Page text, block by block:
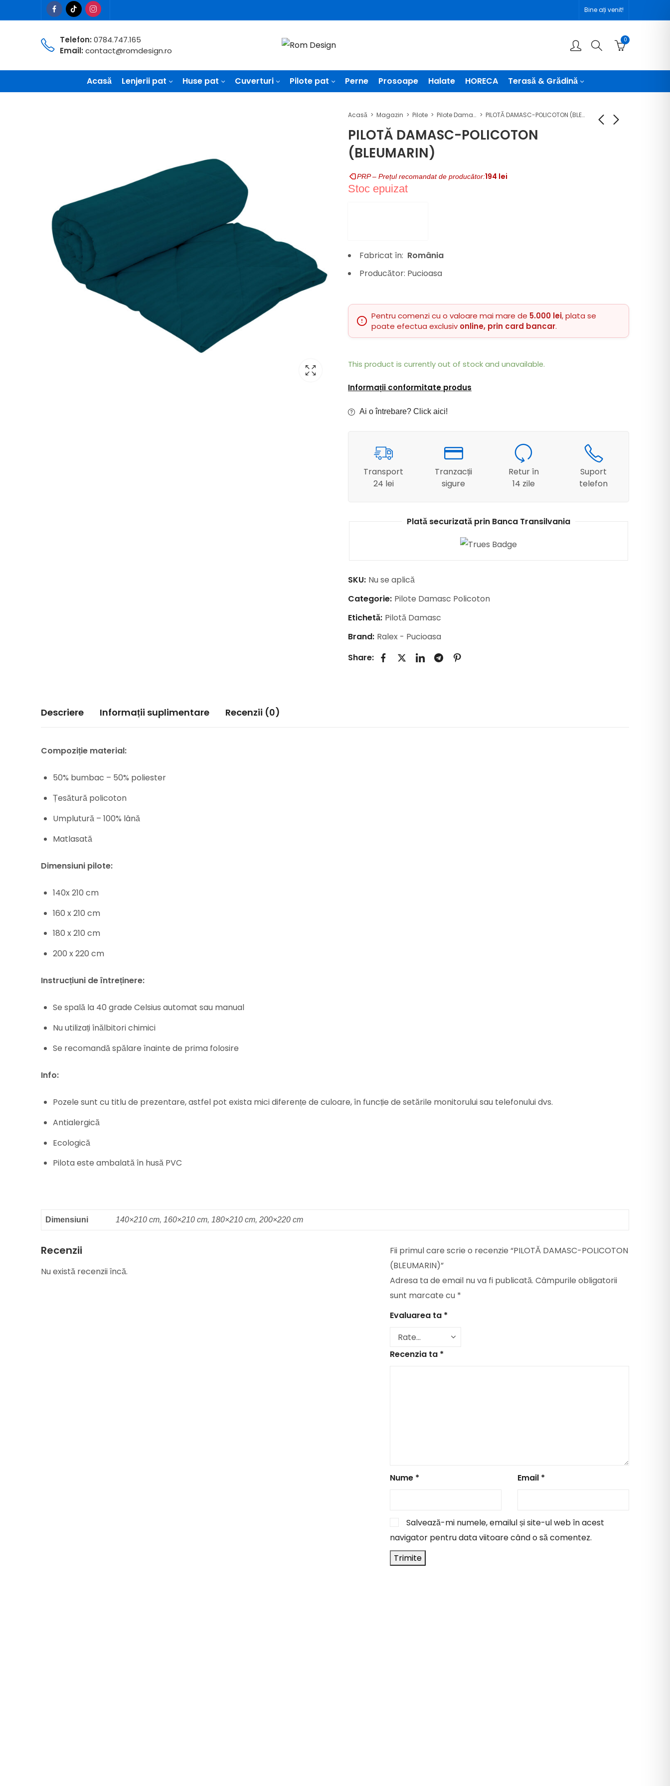
Bine ați venit!
Telefon: 0784.747.165
Email: contact@romdesign.ro
0
Acasă Lenjerii pat Huse pat Cuverturi Pilote pat Perne Prosoape Halate HORECA Terasă & Grădină
Acasă Magazin Pilote Pilote Damasc Policoton PILOTĂ DAMASC-POLICOTON (BLEUMARIN)
PILOTĂ DAMASC-POLICOTON
(BLEUMARIN)
PRP – Prețul recomandat de producător:194 lei
Stoc epuizat
Fabricat în: România
Producător: Pucioasa
Pentru comenzi cu o valoare mai mare de 5.000 lei, plata se
poate efectua exclusiv online, prin card bancar.
This product is currently out of stock and unavailable.
Informații conformitate produs
Ai o întrebare? Click aici!
Transport
24 lei
Tranzacții
sigure
Retur în
14 zile
Suport
telefon
Plată securizată prin Banca Transilvania
SKU: Nu se aplică
Categorie: Pilote Damasc Policoton
Etichetă: Pilotă Damasc
Brand: Ralex - Pucioasa
Share:
Descriere Informații suplimentare Recenzii (0)
Compoziție material:
50% bumbac – 50% poliester
Țesătură policoton
Umplutură – 100% lână
Matlasată
Dimensiuni pilote:
140x 210 cm
160 x 210 cm
180 x 210 cm
200 x 220 cm
Instrucțiuni de întreținere:
Se spală la 40 grade Celsius automat sau manual
Nu utilizați înălbitori chimici
Se recomandă spălare înainte de prima folosire
Info:
Pozele sunt cu titlu de prezentare, astfel pot exista mici diferențe de culoare, în funcție de setările monitorului sau telefonului dvs.
Antialergică
Ecologică
Pilota este ambalată în husă PVC
Dimensiuni 140×210 cm, 160×210 cm, 180×210 cm, 200×220 cm
Recenzii
Nu există recenzii încă.
Fii primul care scrie o recenzie “PILOTĂ DAMASC-POLICOTON
(BLEUMARIN)”
Adresa ta de email nu va fi publicată. Câmpurile obligatorii
sunt marcate cu *
Evaluarea ta *
Recenzia ta *
Nume * Email *
Salvează-mi numele, emailul și site-ul web în acest
navigator pentru data viitoare când o să comentez.